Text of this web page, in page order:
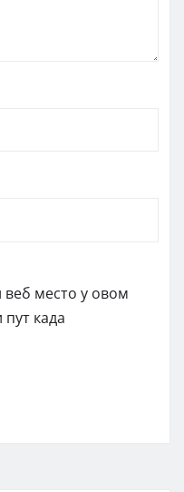
веб место у овом
када